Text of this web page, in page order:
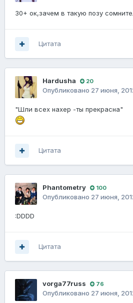
30+ ок,зачем в такую позу
Цитата
Hardusha 20
Опубликовано 27 июня,
"Шли всех нахер -ты прекрасна"
Цитата
Phantometry 100
Опубликовано 27 июня,
:DDDD
Цитата
vorga77russ 76
Опубликовано 27 июня,